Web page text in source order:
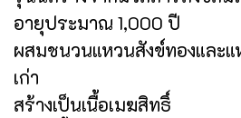
อายุประมาณ 1,000 ปี
ผสมชนวนแหวนสังข์ทองและแ
เก่า
สร้างเป็นเนื้อเมฆสิทธิ์